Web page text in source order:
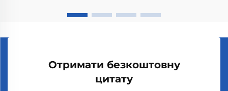
Отримати безкоштовну
цитату